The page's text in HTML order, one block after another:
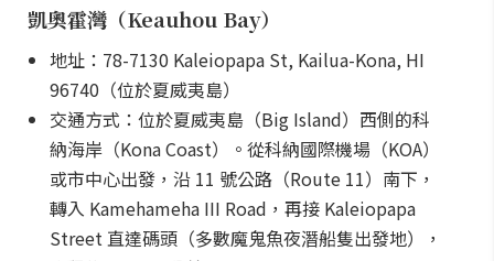
凱奧霍灣（Keauhou Bay）
地址：78-7130 Kaleiopapa St, Kailua-Kona, HI
96740（位於夏威夷島）
交通方式：位於夏威夷島（Big Island）西側的科
納海岸（Kona Coast）。從科納國際機場（KOA）
或市中心出發，沿 11 號公路（Route 11）南下，
轉入 Kamehameha III Road，再接 Kaleiopapa
Street 直達碼頭（多數魔鬼魚夜潛船隻出發地），